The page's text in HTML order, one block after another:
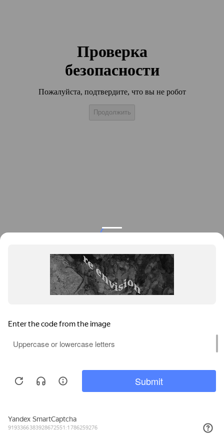
Проверка
безопасности
Пожалуйста, подтвердите, что вы не робот
Продолжить